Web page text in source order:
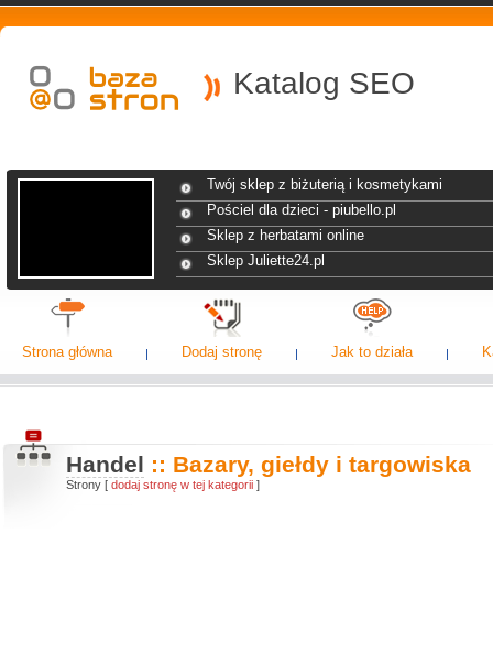
Katalog SEO
Twój sklep z biżuterią i kosmetykami
Pościel dla dzieci - piubello.pl
Sklep z herbatami online
Sklep Juliette24.pl
Strona główna Dodaj stronę Jak to działa
Handel :: Bazary, giełdy i targowiska
Strony [ dodaj stronę w tej kategorii ]